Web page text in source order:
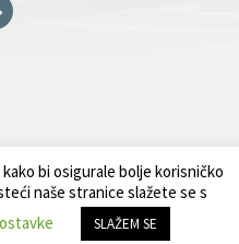
bi osigurale bolje korisničko
naše stranice slažete se s
SLAŽEM SE